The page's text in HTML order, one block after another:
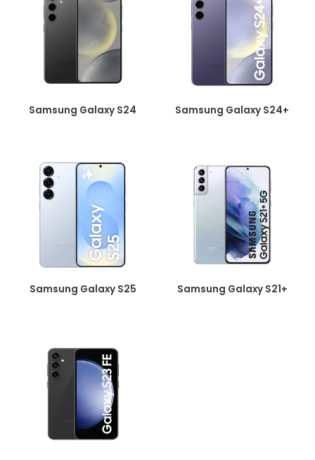
Samsung Galaxy S24 Samsung Galaxy S24+
Samsung Galaxy S25 Samsung Galaxy S21+